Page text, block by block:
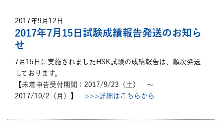
2017年9月12日
2017年7月15日試験成績報告発送のお知ら
せ
7月15日に実施されましたHSK試験の成績報告は、順次発送
しております。
【未着申告受付期間：2017/9/23（土） ～
2017/10/2（月）】 >>>詳細はこちらから